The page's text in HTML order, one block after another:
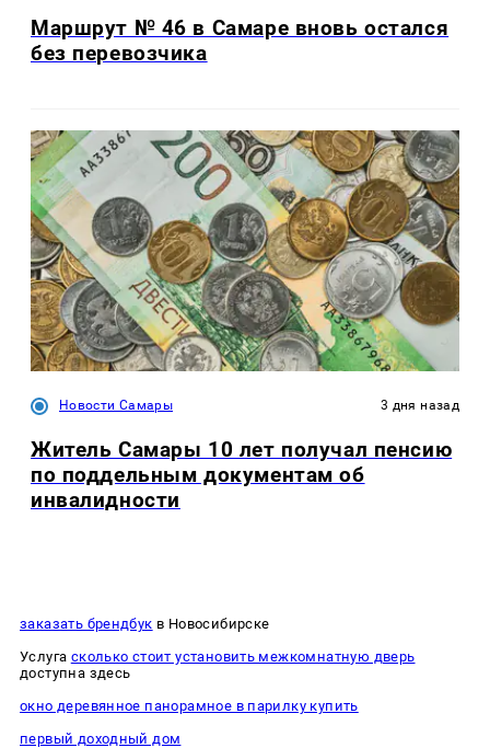
Маршрут № 46 в Самаре вновь остался
без перевозчика
Новости Самары 3 дня назад
Житель Самары 10 лет получал пенсию
по поддельным документам об
инвалидности
заказать брендбук в Новосибирске
Услуга сколько стоит установить межкомнатную дверь
доступна здесь
окно деревянное панорамное в парилку купить
первый доходный дом